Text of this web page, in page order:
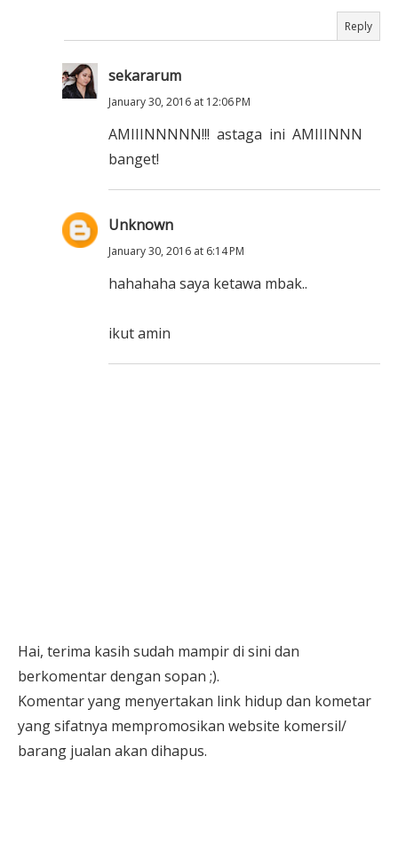
Reply
sekararum
January 30, 2016 at 12:06 PM
AMIIINNNNN!!! astaga ini AMIIINNN
banget!
Unknown
January 30, 2016 at 6:14 PM
hahahaha saya ketawa mbak..
ikut amin
Hai, terima kasih sudah mampir di sini dan
berkomentar dengan sopan ;).
Komentar yang menyertakan link hidup dan kometar
yang sifatnya mempromosikan website komersil/
barang jualan akan dihapus.